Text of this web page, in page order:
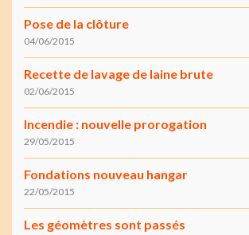
Pose de la clôture
04/06/2015
Recette de lavage de laine brute
02/06/2015
Incendie : nouvelle prorogation
29/05/2015
Fondations nouveau hangar
22/05/2015
Les géomètres sont passés